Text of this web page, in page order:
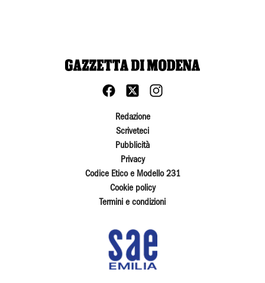
Redazione
Scriveteci
Pubblicità
Privacy
Codice Etico e Modello 231
Cookie policy
Termini e condizioni